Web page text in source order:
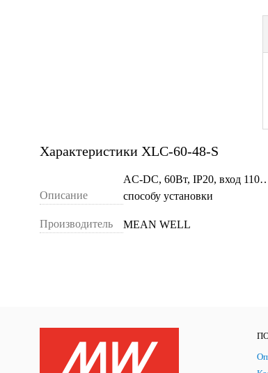
Характеристики XLC-60-48-S
Описание
AC-DC, 60Вт, IP20, вход
способу установки
Производитель MEAN WELL